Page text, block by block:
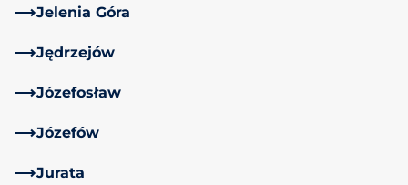
Jelenia Góra
Jędrzejów
Józefosław
Józefów
Jurata